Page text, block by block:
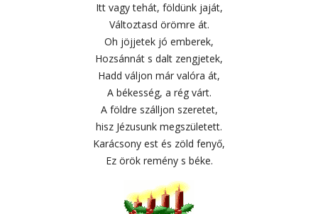
Itt vagy tehát, földünk jaját,
Változtasd örömre át.
Oh jöjjetek jó emberek,
Hozsánnát s dalt zengjetek,
Hadd váljon már valóra át,
A békesség, a rég várt.
A földre szálljon szeretet,
hisz Jézusunk megszületett.
Karácsony est és zöld fenyő,
Ez örök remény s béke.